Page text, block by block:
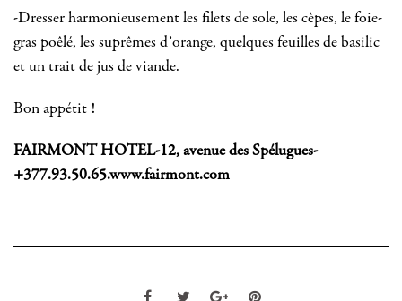
-Dresser harmonieusement les filets de sole, les cèpes, le foie-
gras poêlé, les suprêmes d’orange, quelques feuilles de basilic
et un trait de jus de viande.
Bon appétit !
FAIRMONT HOTEL-12, avenue des Spélugues-
+377.93.50.65.www.fairmont.com